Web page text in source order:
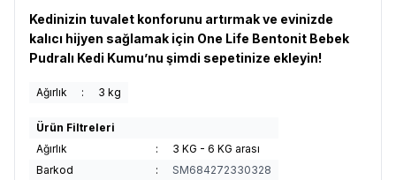
Kedinizin tuvalet konforunu artırmak ve evinizde
kalıcı hijyen sağlamak için One Life Bentonit Bebek
Pudralı Kedi Kumu’nu şimdi sepetinize ekleyin!
Ağırlık : 3 kg
Ürün Filtreleri
Ağırlık
:
3 KG - 6 KG arası
Barkod
:
SM684272330328